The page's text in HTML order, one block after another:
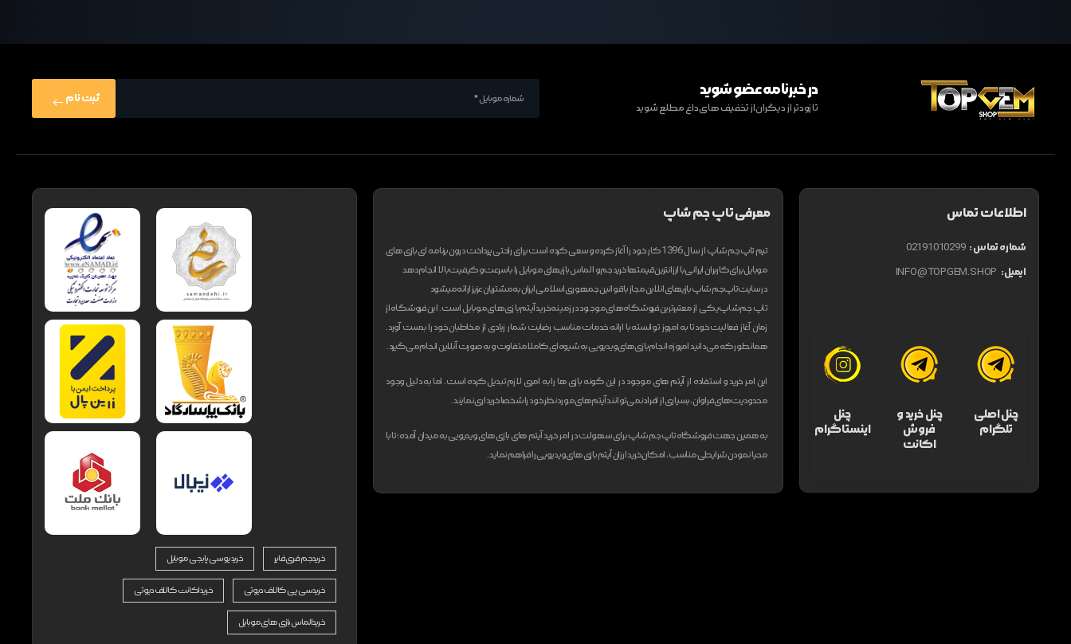
در خبرنامه عضو شوید
تا زودتر از دیگران از تخفیف های داغ مطلع شوید
ثبت نام
اطلاعات تماس
شماره تماس : 02191010299
ایمیل: INFO@TOPGEM.SHOP
چنل اصلی
تلگرام
چنل خرید و
فروش
اکانت
چنل
اینستاگرام
معرفی تاپ جم شاپ
تیم تاپ جم شاپ از سال 1396 کار خود را آغاز کرده و سعی کرده است برای راحتی پرداخت درون برنامه ای بازی های
موبایل برای کاربران ایرانی با ارزانترین قیمتها خرید جم و الماس بازیهای موبایل را با سرعت و کیفیت بالا انجام دهد
در سایت تاپ جم شاپ بازیهای انلاین مجاز با قوانین جمهوری اسلامی ایران به مشتریان عزیز ارائه میشود
تاپ جم شاپ یکی از معتبر‌ترین فروشگاه های موجود در زمینه خرید آیتم بازی های موبایل است. این فروشگاه از
زمان آغاز فعالیت خود تا به امروز توانسته با ارائه خدمات مناسب رضایت شمار زیادی از مخاطبان خود را بدست آورد.
همانطور که می‌دانید امروزه انجام بازی های ویدیویی به شیوه‌ای کاملا متفاوت و به صورت آنلاین انجام می‌گیرد.
این امر خرید و استفاده از آیتم های موجود در این گونه بازی ها را به امری لازم تبدیل کرده است. اما به دلیل وجود
محدودیت های فراوان، بسیاری از افراد نمی‌توانند آیتم های مورد نظر خود را شخصا خریداری نمایند.
به همین جهت فروشگاه تاپ جم شاپ برای سهولت در امر خرید آیتم های بازی های ویدیویی به میدان آمده؛ تا با
محیا نمودن شرایطی مناسب، امکان خرید ارزان آیتم بازی های ویدیویی را فراهم نماید.
خرید جم فری فایر خرید یوسی پابجی موبایل
خرید سی پی کالاف دیوتی خرید اکانت کالاف دیوتی
خرید الماس بازی های موبایل